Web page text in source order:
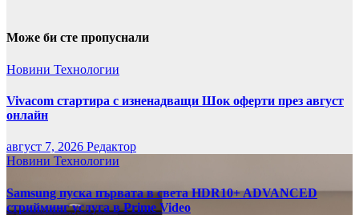
Може би сте пропуснали
Новини Технологии
Vivacom стартира с изненадващи Шок оферти през август
онлайн
август 7, 2026 Редактор
Новини Технологии
Samsung пуска първата в света HDR10+ ADVANCED
стрийминг услуга в Prime Video